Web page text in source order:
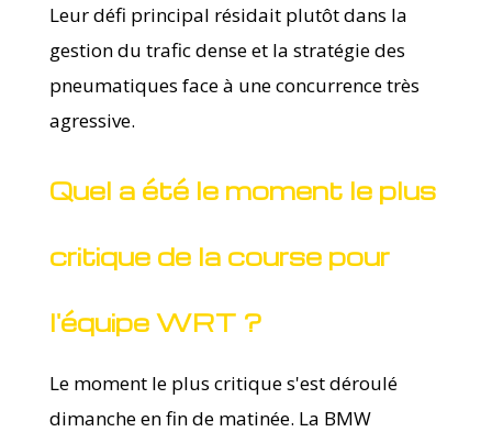
Leur défi principal résidait plutôt dans la
gestion du trafic dense et la stratégie des
pneumatiques face à une concurrence très
agressive.
Quel a été le moment le plus
critique de la course pour
l'équipe WRT ?
Le moment le plus critique s'est déroulé
dimanche en fin de matinée. La BMW